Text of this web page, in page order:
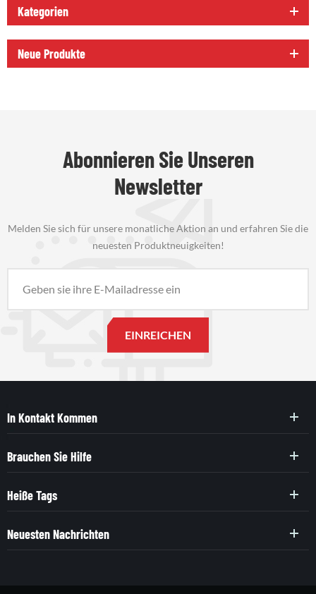
Kategorien
Neue Produkte
Abonnieren Sie Unseren
Newsletter
Melden Sie sich für unsere monatliche Aktion an und erfahren Sie die
neuesten Produktneuigkeiten!
In Kontakt Kommen
Brauchen Sie Hilfe
Heiße Tags
Neuesten Nachrichten